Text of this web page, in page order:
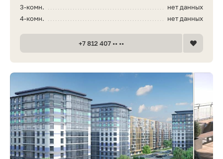
нет данных
3-комн.
нет данных
4-комн.
+7 812 407 •• ••